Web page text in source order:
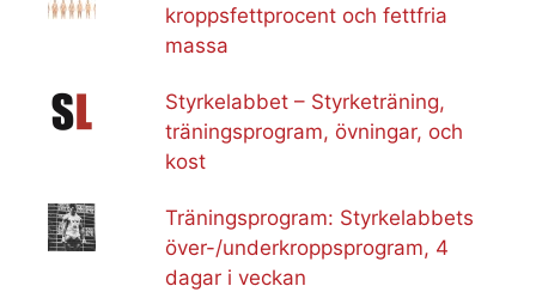
kroppsfettprocent och fettfria
massa
Styrkelabbet – Styrketräning,
träningsprogram, övningar, och
kost
Träningsprogram: Styrkelabbets
över-/underkroppsprogram, 4
dagar i veckan